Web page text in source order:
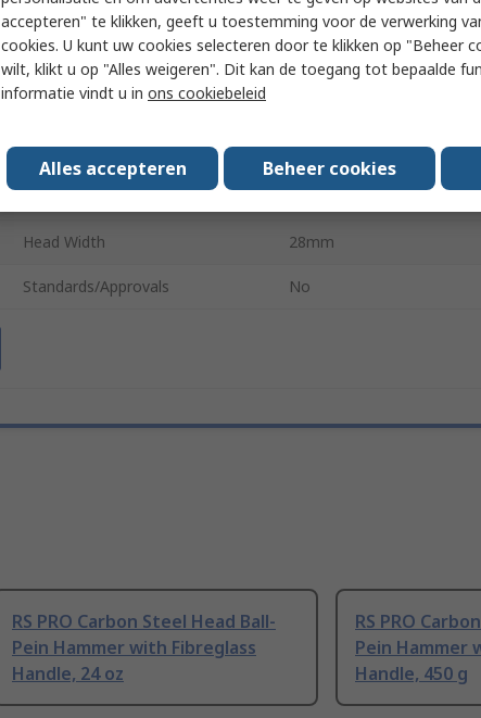
Product Type Hammer
Head Weight 483g
Handle Material Fibreglass
Head Width 28mm
Standards/Approvals No
RS PRO Carbon Steel Head Ball-
Pein Hammer with Fibreglass
Handle, 24 oz
RS PRO
Pein Hammer
Handle, 450 g
accepteren" te klikken, geeft u toestemming voor de verwerking
cookies. U kunt uw cookies selecteren door te klikken op "Beheer
wilt, klikt u op "Alles weigeren". Dit kan de toegang tot bepaalde
informatie vindt u in ons cookiebeleid
Alles accepteren Beheer cookies